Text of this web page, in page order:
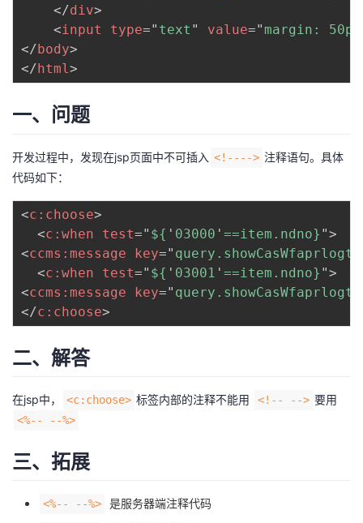
的
我
证
实
的
技
持
的
建
议
</div>
<input type=" text " value=" margin:
</ body>
</ html>
一、问题
开发过程中，发现在jsp页面中不可插入 <!----> 注释语句。具体
代码如下：
<c: choose>
<c: when test=" ${ ' 03000 ' ==item.ndno} ">
<ccms: message key="
<c: when test=" ${ ' 03001 ' ==item.ndno} ">
<ccms: message key="
</c: choose>
二、解答
在jsp中， <c:choose> 标签内部的注释不能用 <!-- --> 要用
<%-- --%>
三、拓展
<%-- --%> 是服务器端注释代码